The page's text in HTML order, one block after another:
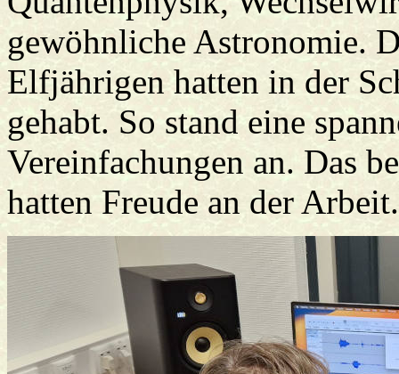
gewöhnliche Astronomie.
Elfjährigen hatten in der
gehabt. So stand eine
Vereinfachungen an. Das
hatten Freude an der Arbeit.